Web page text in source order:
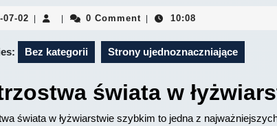
07-02 2026-
02
0 Comment 10:08
Bez kategorii Strony ujednoznaczniające
świata w
świata w łyżwiarstwie szybkim to jedna z